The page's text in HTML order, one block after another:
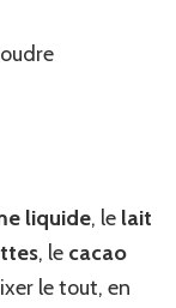
liquide, le lait
, le cacao
le tout, en